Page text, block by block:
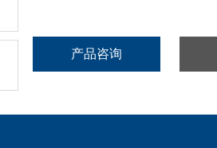
产品咨询